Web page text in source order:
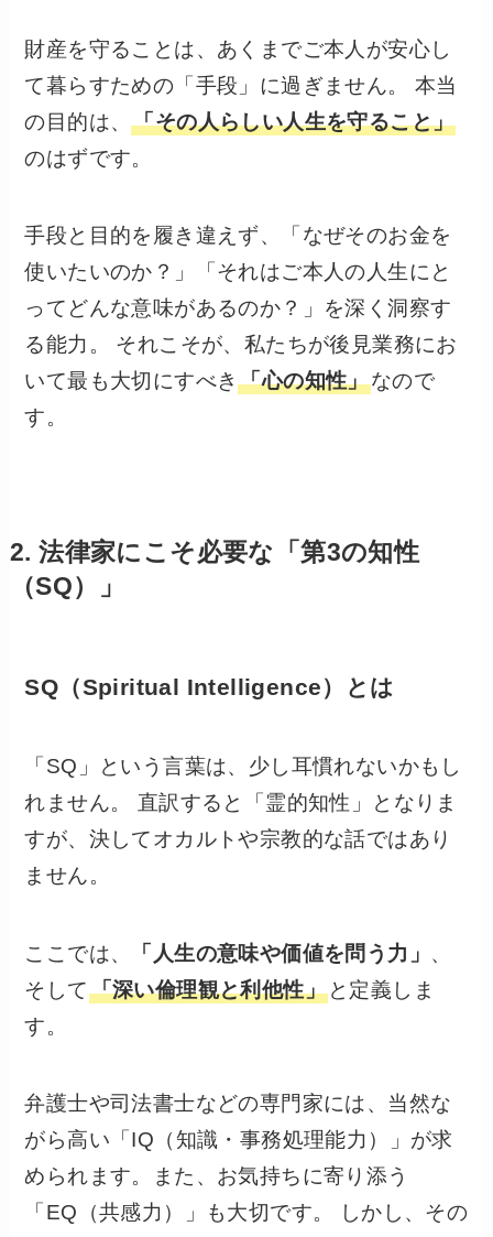
財産を守ることは、あくまでご本人が安心し
て暮らすための「手段」に過ぎません。 本当
の目的は、「その人らしい人生を守ること」
のはずです。
手段と目的を履き違えず、「なぜそのお金を
使いたいのか？」「それはご本人の人生にと
ってどんな意味があるのか？」を深く洞察す
る能力。 それこそが、私たちが後見業務にお
いて最も大切にすべき「心の知性」なので
す。
2. 法律家にこそ必要な「第3の知性
（SQ）」
SQ（Spiritual Intelligence）とは
「SQ」という言葉は、少し耳慣れないかもし
れません。 直訳すると「霊的知性」となりま
すが、決してオカルトや宗教的な話ではあり
ません。
ここでは、 「人生の意味や価値を問う力」 、
そして 「深い倫理観と利他性」 と定義しま
す。
弁護士や司法書士などの専門家には、当然な
がら高い「IQ（知識・事務処理能力）」が求
められます。また、お気持ちに寄り添う
「EQ（共感力）」も大切です。 しかし、その